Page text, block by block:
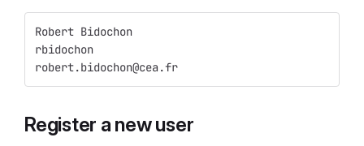
Robert Bidochon
rbidochon
robert.bidochon@cea.fr
Register a new user